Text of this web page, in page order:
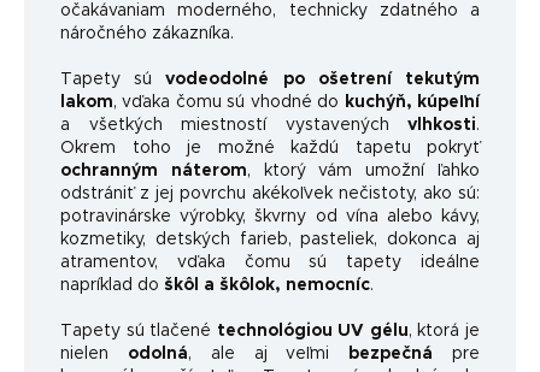
očakávaniam moderného, ​​technicky zdatného a
náročného zákazníka.
Tapety súvodeodolné po ošetrení tekutým
lakom, vďaka čomu sú vhodné do
kuchýň, kúpeľní
a všetkých miestností vystavených vlhkosti.
Okrem toho je možné každú tapetu pokryť
ochranným náterom, ktorý vám umožní ľahko
odstrániť z jej povrchu akékoľvek nečistoty, ako sú:
potravinárske výrobky, škvrny od vína alebo kávy,
kozmetiky, detských farieb, pasteliek, dokonca aj
atramentov, vďaka čomu sú tapety ideálne
napríklad do škôl a škôlok, nemocníc.
Tapety sú tlačené technológiou UV gélu, ktorá je
nielen odolná, ale aj veľmi bezpečná pre